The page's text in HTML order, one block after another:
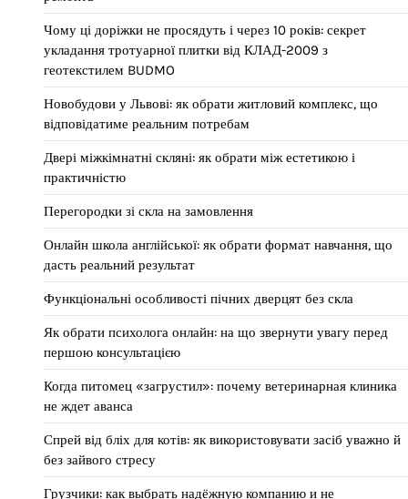
Чому ці доріжки не просядуть і через 10 років: секрет
укладання тротуарної плитки від КЛАД-2009 з
геотекстилем BUDMO
Новобудови у Львові: як обрати житловий комплекс, що
відповідатиме реальним потребам
Двері міжкімнатні скляні: як обрати між естетикою і
практичністю
Перегородки зі скла на замовлення
Онлайн школа англійської: як обрати формат навчання, що
дасть реальний результат
Функціональні особливості пічних дверцят без скла
Як обрати психолога онлайн: на що звернути увагу перед
першою консультацією
Когда питомец «загрустил»: почему ветеринарная клиника
не ждет аванса
Спрей від бліх для котів: як використовувати засіб уважно й
без зайвого стресу
Грузчики: как выбрать надёжную компанию и не